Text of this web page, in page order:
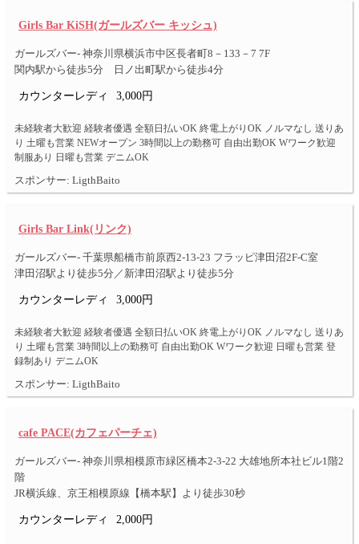
Girls Bar KiSH(ガールズバー キッシュ)
ガールズバー- 神奈川県横浜市中区長者町8－133－7 7F
関内駅から徒歩5分 日ノ出町駅から徒歩4分
カウンターレディ 3,000円
未経験者大歓迎 経験者優遇 全額日払いOK 終電上がりOK ノルマなし 送りあ
り 土曜も営業 NEWオープン 3時間以上の勤務可 自由出勤OK Wワーク歓迎
制服あり 日曜も営業 デニムOK
スポンサー: LigthBaito
Girls Bar Link(リンク)
ガールズバー- 千葉県船橋市前原西2-13-23 フラッピ津田沼2F-C室
津田沼駅より徒歩5分／新津田沼駅より徒歩5分
カウンターレディ 3,000円
未経験者大歓迎 経験者優遇 全額日払いOK 終電上がりOK ノルマなし 送りあ
り 土曜も営業 3時間以上の勤務可 自由出勤OK Wワーク歓迎 日曜も営業 登
録制あり デニムOK
スポンサー: LigthBaito
cafe PACE(カフェパーチェ)
ガールズバー- 神奈川県相模原市緑区橋本2-3-22 大雄地所本社ビル1階2
階
JR横浜線、京王相模原線【橋本駅】より徒歩30秒
カウンターレディ 2,000円